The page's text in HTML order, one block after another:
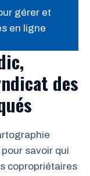
gérer et
en ligne
des
savoir qui
copropriétaires